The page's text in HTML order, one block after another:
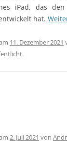
iPad, das
hat.
11. Dezember 2021
2. Juli 2021 von